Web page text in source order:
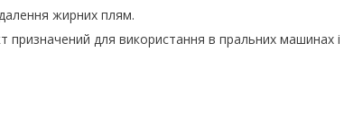
жирних плям.
призначений для використання в пральних машинах і